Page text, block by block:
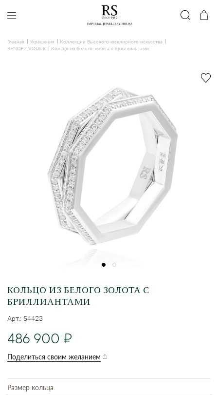
Главная Украшения
Коллекции Высокого ювелирного искусства
RENDEZ VOUS 8
Кольцо из белого золота с бриллиантами
КОЛЬЦО ИЗ БЕЛОГО ЗОЛОТА С
БРИЛЛИАНТАМИ
Арт.: 54423
486 900
Поделиться своим желанием
Размер кольца